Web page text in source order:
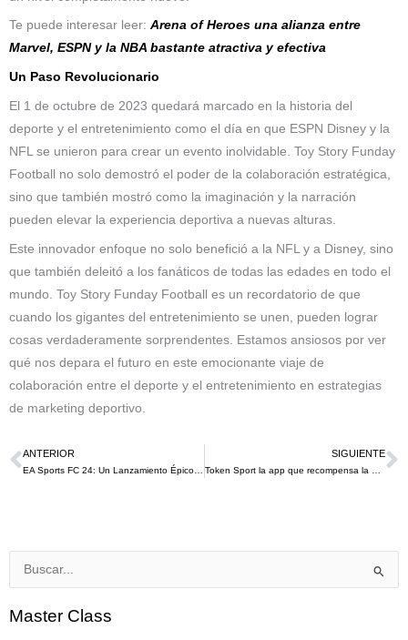
Te puede interesar leer: Arena of Heroes una alianza entre
Marvel, ESPN y la NBA bastante atractiva y efectiva
Un Paso Revolucionario
El 1 de octubre de 2023 quedará marcado en la historia del
deporte y el entretenimiento como el día en que ESPN Disney y la
NFL se unieron para crear un evento inolvidable. Toy Story Funday
Football no solo demostró el poder de la colaboración estratégica,
sino que también mostró como la imaginación y la narración
pueden elevar la experiencia deportiva a nuevas alturas.
Este innovador enfoque no solo benefició a la NFL y a Disney, sino
que también deleitó a los fanáticos de todas las edades en todo el
mundo. Toy Story Funday Football es un recordatorio de que
cuando los gigantes del entretenimiento se unen, pueden lograr
cosas verdaderamente sorprendentes. Estamos ansiosos por ver
qué nos depara el futuro en este emocionante viaje de
colaboración entre el deporte y el entretenimiento en estrategias
de marketing deportivo.
Ant
ANTERIOR SIGUIENTE
Buscar
Master Class